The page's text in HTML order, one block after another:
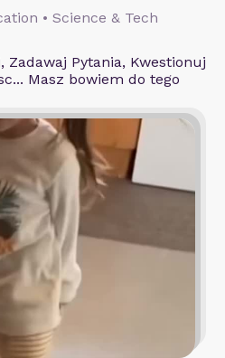
• Science & Tech
Zadawaj Pytania, Kwestionuj
Masz bowiem do tego